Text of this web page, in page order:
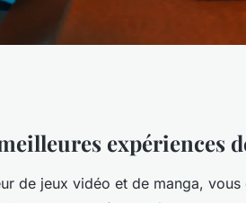
expériences
de jeux vidéo et de manga,